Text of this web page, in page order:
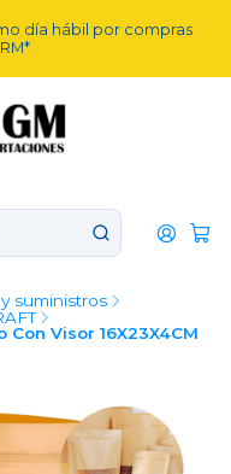
día hábil por compras
suministros
Visor 16X23X4CM